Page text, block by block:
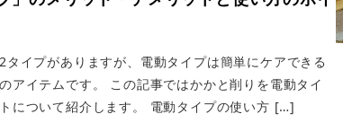
イプがありますが、電動タイプは簡単にケアできる
アイテムです。 この記事ではかかと削りを電動タイ
について紹介します。 電動タイプの使い方 […]